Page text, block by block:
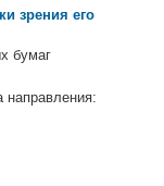
зрения его
бумаг